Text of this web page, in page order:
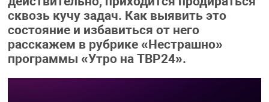
сквозь кучу задач. Как выявить это
состояние и избавиться от него
расскажем в рубрике «Нестрашно»
программы «Утро на ТВР24».